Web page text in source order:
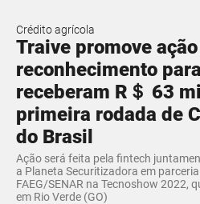
Crédito agrícola
Traive promove
reconhecimento
receberam R＄ 63
primeira rodada de
do Brasil
Ação será feita pela fintech
a Planeta Securitizadora em
FAEG/SENAR na Tecnoshow 2022,
em Rio Verde (GO)